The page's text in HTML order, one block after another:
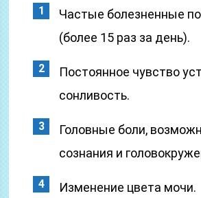
Частые болезненные
(более 15 раз за день).
Постоянное чувство
сонливость.
Головные боли,
сознания и
Изменение цвета мочи.